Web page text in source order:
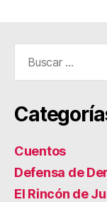
Cuentos
Defensa de
El Rincón de